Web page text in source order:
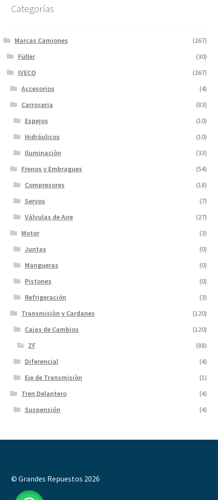
Categorías
Marcas Camiones
(267)
Füller
(30)
IVECO
(267)
Accesorios
(4)
Carroceria
(83)
Espejos
(10)
Hidráulicos
(10)
Iluminaciòn
(33)
Frenos y Embragues
(54)
Compresores
(18)
Servos
(7)
Vàlvulas de Aire
(27)
Motor
(3)
Juntas
(0)
Mangueras
(0)
Pistones
(0)
Refrigeración
(3)
Transmisiòn y Cardanes
(120)
Cajas de Cambios
(120)
ZF
(88)
Diferencial
(4)
Eje de Transmisiòn
(1)
Tren Delantero
(4)
Suspensión
(4)
© Grandes Repuestos 2026